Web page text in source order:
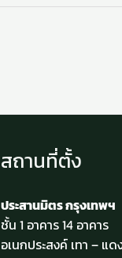
สถานที่ตั้ง
ประสานมิตร กรุงเทพฯ
ชั้น 1 อาคาร 14 อาคาร
อเนกประสงค์ เทา – แด